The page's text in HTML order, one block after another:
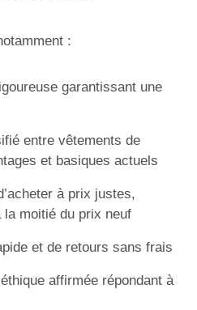
:
garantissant une
entre vêtements de
et basiques actuels
à prix justes,
moitié du prix neuf
et de retours sans frais
affirmée répondant à